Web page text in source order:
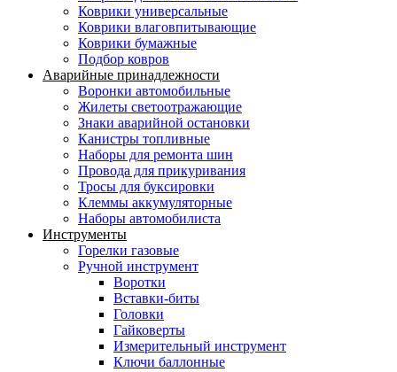
Коврики универсальные
Коврики влаговпитывающие
Коврики бумажные
Подбор ковров
Аварийные принадлежности
Воронки автомобильные
Жилеты светоотражающие
Знаки аварийной остановки
Канистры топливные
Наборы для ремонта шин
Провода для прикуривания
Тросы для буксировки
Клеммы аккумуляторные
Наборы автомобилиста
Инструменты
Горелки газовые
Ручной инструмент
Воротки
Вставки-биты
Головки
Гайковерты
Измерительный инструмент
Ключи баллонные